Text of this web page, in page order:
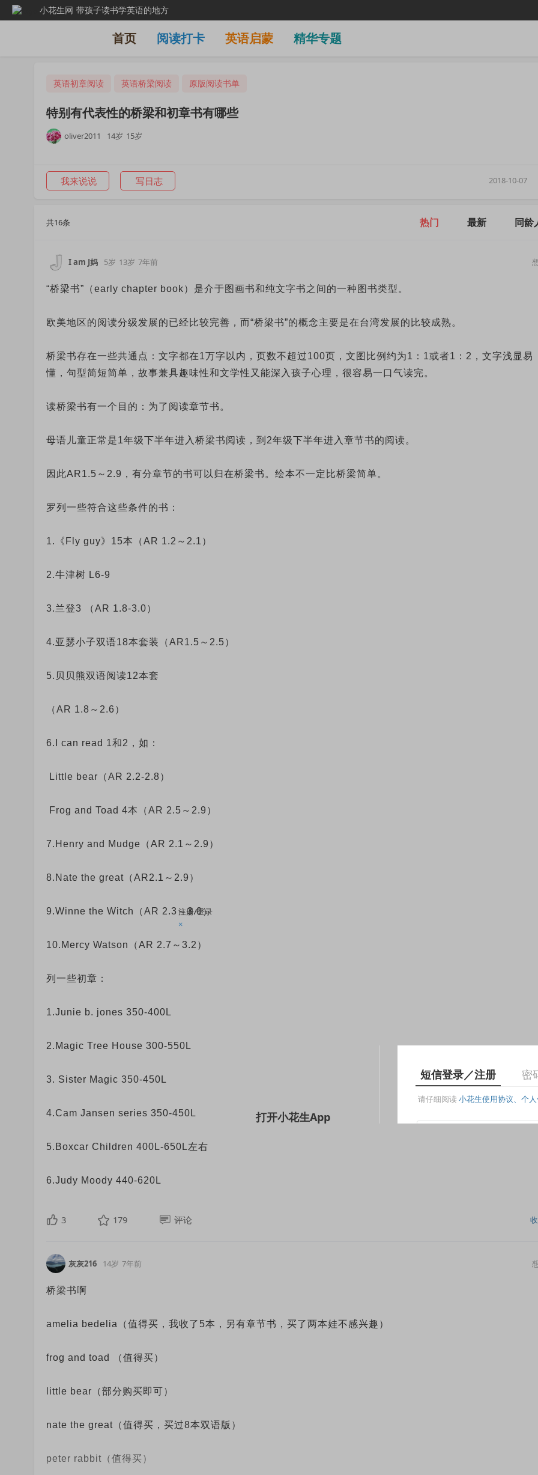
注册/登录
×
小花生网 带孩子读书学英语的地方
首页 阅读打卡 英语启蒙 精华专题
英语初章阅读 英语桥梁阅读 原版阅读书单
特别有代表性的桥梁和初章书有哪些
oliver2011 14岁 15岁
2018-10-07
我来说说 写日志
共16条 热门 最新 同龄
I am J妈 5岁 13岁 7年前
“桥梁书”（early chapter book）是介于图画书和纯文字书之间的一种图书类型。
欧美地区的阅读分级发展的已经比较完善，而“桥梁书”的概念主要是在台湾发展的比较成熟。
桥梁书存在一些共通点：文字都在1万字以内，页数不超过100页，文图比例约为1：1或者1：2，文字浅显易
懂，句型简短简单，故事兼具趣味性和文学性又能深入孩子心理，很容易一口气读完。
读桥梁书有一个目的：为了阅读章节书。
母语儿童正常是1年级下半年进入桥梁书阅读，到2年级下半年进入章节书的阅读。
因此AR1.5～2.9，有分章节的书可以归在桥梁书。绘本不一定比桥梁简单。
罗列一些符合这些条件的书：
1.《Fly guy》15本（AR 1.2～2.1）
2.牛津树 L6-9
3.兰登3 （AR 1.8-3.0）
4.亚瑟小子双语18本套装（AR1.5～2.5）
5.贝贝熊双语阅读12本套
（AR 1.8～2.6）
6.I can read 1和2，如：
Little bear（AR 2.2-2.8）
Frog and Toad 4本（AR 2.5～2.9）
7.Henry and Mudge（AR 2.1～2.9）
8.Nate the great（AR2.1～2.9）
9.Winne the Witch（AR 2.3～3.0）
10.Mercy Watson（AR 2.7～3.2）
列一些初章：
1.Junie b. jones 350-400L
2.Magic Tree House 300-550L
3. Sister Magic 350-450L
4.Cam Jansen series 350-450L
5.Boxcar Children 400L-650L左右
6.Judy Moody 440-620L
3 179 评论
灰灰216 14岁 7年前
桥梁书啊
amelia bedelia（值得买，我收了5本，另有章节书，买了两本娃不感兴趣）
frog and toad （值得买）
little bear（部分购买即可）
nate the great（值得买，买过8本双语版）
peter rabbit（值得买）